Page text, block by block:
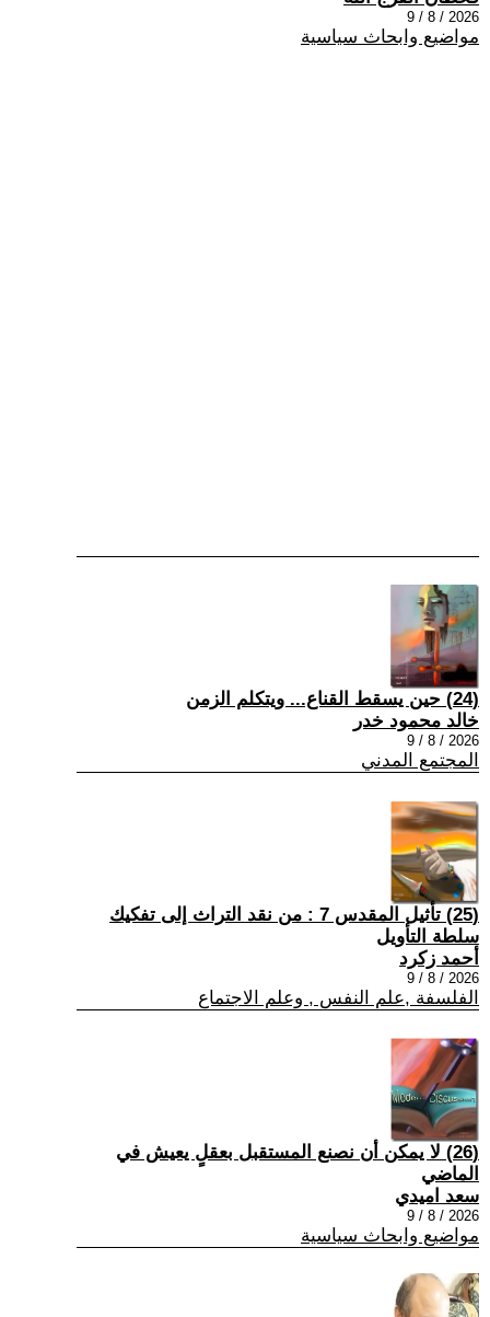
2026 / 8 / 9
مواضيع وابحاث سياسية
(24) حين يسقط القناع... ويتكلم الزمن
خالد محمود خدر
2026 / 8 / 9
المجتمع المدني
(25) تأثيل المقدس 7 : من نقد التراث إلى تفكيك
سلطة التأويل
أحمد زكرد
2026 / 8 / 9
الفلسفة ,علم النفس , وعلم الاجتماع
(26) لا يمكن أن نصنع المستقبل بعقلٍ يعيش في
الماضي
سعد اميدي
2026 / 8 / 9
مواضيع وابحاث سياسية